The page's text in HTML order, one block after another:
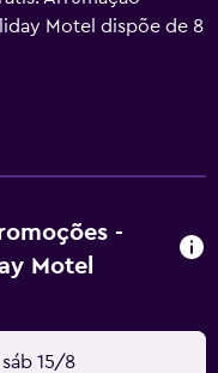
Motel dispõe de 8
cafeteiras/chaleiras
e micro-
troca de toalhas
limpeza é fornecido
-
Motel
sáb 15/8